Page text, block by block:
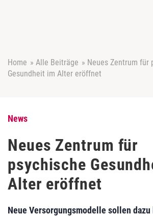
Home » Alle Beiträge » Neues Zentrum für
Gesundheit im Alter eröffnet
News
Neues Zentrum für
psychische
Alter eröffnet
Neue Versorgungsmodelle sollen